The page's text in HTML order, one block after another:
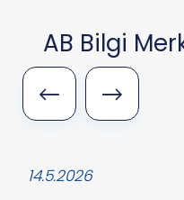
AB Bilgi
14.5.2026